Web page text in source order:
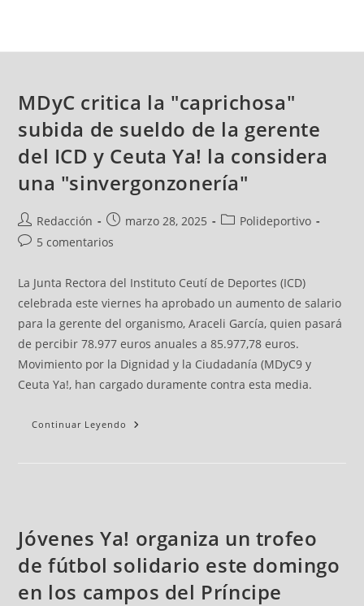
MDyC critica la "caprichosa"
subida de sueldo de la gerente
del ICD y Ceuta Ya! la considera
una "sinvergonzonería"
Redacción marzo 28, 2025
Polideportivo
5 comentarios
La Junta Rectora del Instituto Ceutí de Deportes (ICD)
celebrada este viernes ha aprobado un aumento de salario
para la gerente del organismo, Araceli García, quien pasará
de percibir 78.977 euros anuales a 85.977,78 euros.
Movimiento por la Dignidad y la Ciudadanía (MDyC9 y
Ceuta Ya!, han cargado duramente contra esta media.
Continuar Leyendo
Jóvenes Ya! organiza un trofeo
de fútbol solidario este domingo
en los campos del Príncipe